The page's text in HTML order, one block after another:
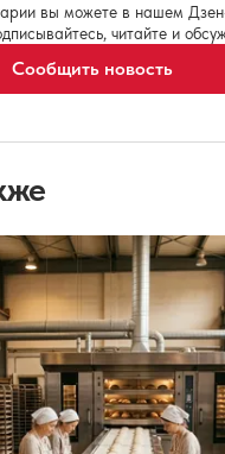
вы можете в нашем
читайте и
Сообщить новость